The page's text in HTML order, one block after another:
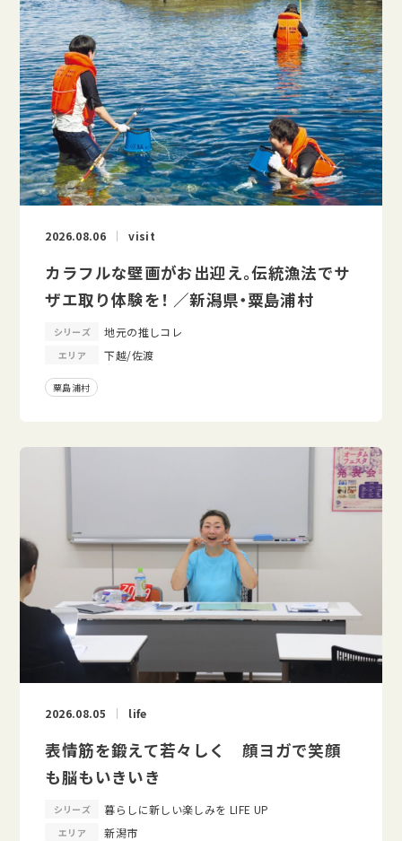
2026.08.06 visit
カラフルな壁画がお出迎え。伝統漁法でサ
ザエ取り体験を！ ／新潟県・粟島浦村
シリーズ 地元の推しコレ
エリア 下越/佐渡
粟島浦村
2026.08.05 life
表情筋を鍛えて若々しく 顔ヨガで笑顔
も脳もいきいき
シリーズ 暮らしに新しい楽しみを LIFE UP
エリア 新潟市